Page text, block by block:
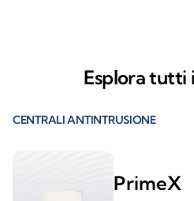
Esplora
CENTRALI ANTINTRUSIONE
PrimeX